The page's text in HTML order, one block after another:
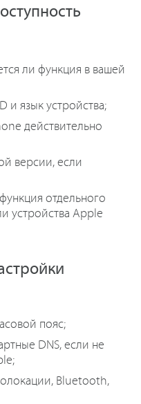
ли функция в вашей
и язык устройства;
действительно
версии, если
отдельного
устройства Apple
пояс;
DNS, если не
Bluetooth,